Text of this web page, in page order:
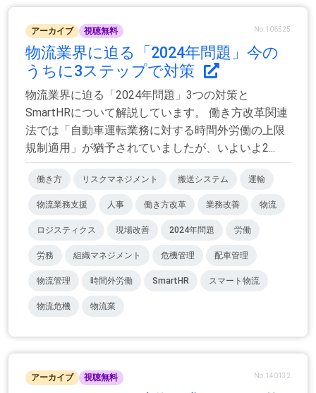
アーカイブ 視聴無料 No.106525
物流業界に迫る「2024年問題」今の
うちに3ステップで対策
物流業界に迫る「2024年問題」3つの対策と
SmartHRについて解説しています。 働き方改革関連
法では「自動車運転業務に対する時間外労働の上限
規制適用」が猶予されていましたが、いよいよ2...
働き方 リスクマネジメント 搬送システム 運輸
物流業務支援 人事 働き方改革 業務改善 物流
ロジスティクス 現場改善 2024年問題 労働
労務 組織マネジメント 危機管理 配車管理
物流管理 時間外労働 SmartHR スマート物流
物流危機 物流業
アーカイブ 視聴無料 No.140132